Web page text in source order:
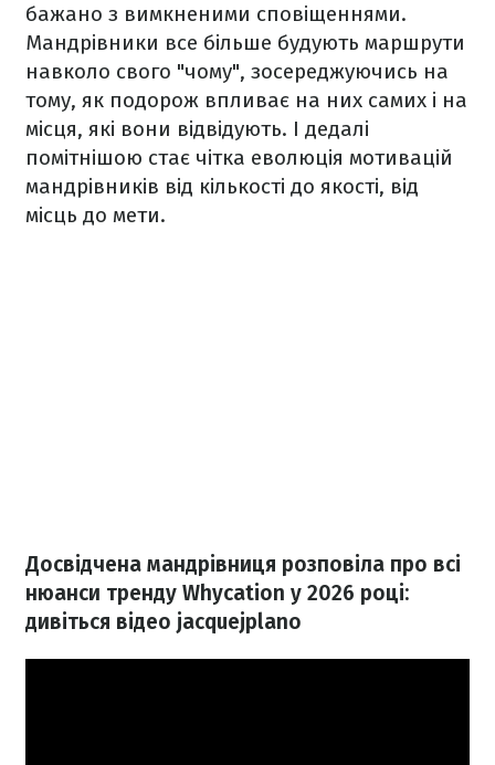
бажано з вимкненими сповіщеннями.
Мандрівники все більше будують маршрути
навколо свого "чому", зосереджуючись на
тому, як подорож впливає на них самих і на
місця, які вони відвідують. І дедалі
помітнішою стає чітка еволюція мотивацій
мандрівників від кількості до якості, від
місць до мети.
Досвідчена мандрівниця розповіла про всі
нюанси тренду Whycation у 2026 році:
дивіться відео jacquejplano